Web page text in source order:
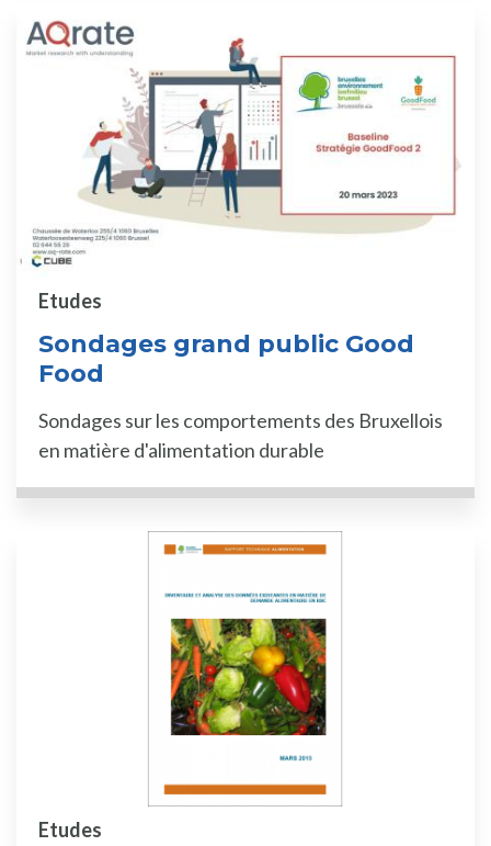
Sondages grand public Good
Food
Etudes
Sondages sur les comportements des Bruxellois
en matière d'alimentation durable
Etudes